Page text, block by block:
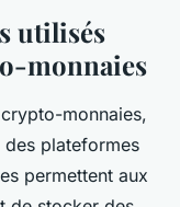
utilisés
monnaies
monnaies,
plateformes
permettent aux